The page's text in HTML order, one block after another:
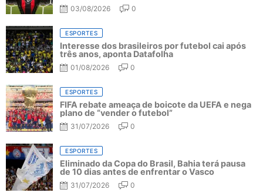
03/08/2026 0
ESPORTES
Interesse dos brasileiros por futebol cai após
três anos, aponta Datafolha
01/08/2026 0
ESPORTES
FIFA rebate ameaça de boicote da UEFA e nega
plano de “vender o futebol”
31/07/2026 0
ESPORTES
Eliminado da Copa do Brasil, Bahia terá pausa
de 10 dias antes de enfrentar o Vasco
31/07/2026 0